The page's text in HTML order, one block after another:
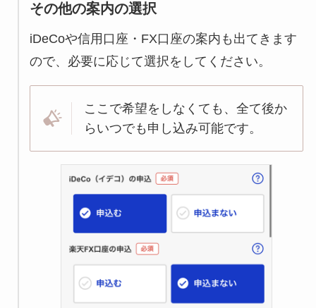
その他の案内の選択
iDeCoや信用口座・FX口座の案内も出てきます
ので、必要に応じて選択をしてください。
ここで希望をしなくても、全て後か
らいつでも申し込み可能です。